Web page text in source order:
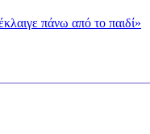
πάνω από το παιδί»